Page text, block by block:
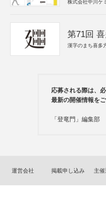
株式会社中川ケ
第71回
漢字のまち喜多
応募される際は、
最新の開催情報をご
「登竜門」編集部
運営会社 掲載申し込み 主催